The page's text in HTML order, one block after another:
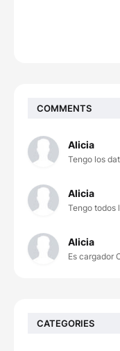
COMMENTS
Alicia
Tengo los
Alicia
Tengo todos
Alicia
Es cargador
CATEGORIES